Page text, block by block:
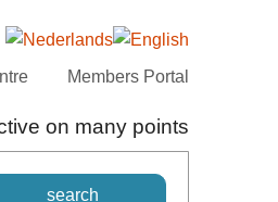
Members Portal
on many points